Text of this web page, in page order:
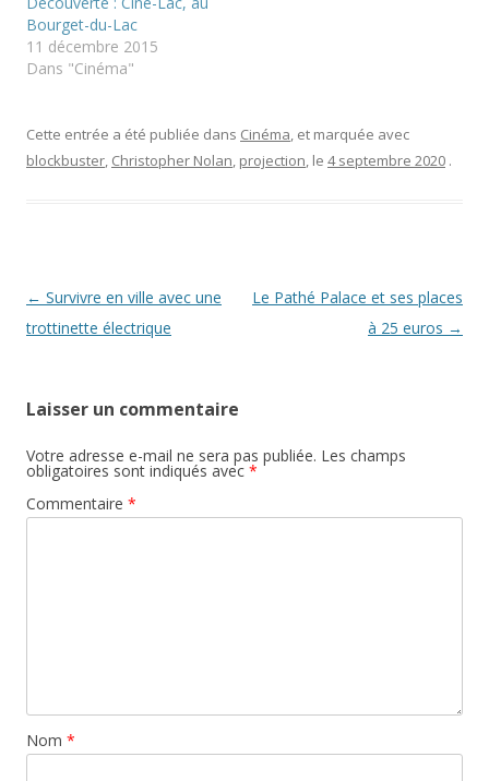
v
e
l
l
e
t
r
e
d
a
n
s
u
u
v
e
r
e
)
e
n
o
u
v
t
r
Bourget-du-Lac
11 décembre 2015
Dans "Cinéma"
Cette entrée a été publiée dans Cinéma, et marquée avec
blockbuster, Christopher Nolan, projection, le 4 septembre 2020 .
Navigation
des
← Survivre en ville avec une
trottinette électrique
Le Pathé Palace et ses places
à 25 euros →
Laisser un commentaire
Votre adresse e-mail ne sera pas publiée. Les champs
obligatoires sont indiqués avec *
Commentaire *
Nom *